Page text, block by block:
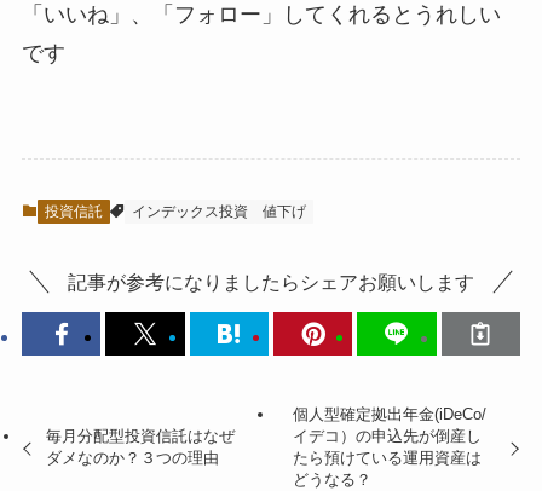
「いいね」、「フォロー」してくれるとうれしい
です
投資信託 インデックス投資 値下げ
記事が参考になりましたらシェアお願いします
毎月分配型投資信託はなぜ
ダメなのか？３つの理由
個人型確定拠出年金(iDeCo/
イデコ）の申込先が倒産し
たら預けている運用資産は
どうなる？